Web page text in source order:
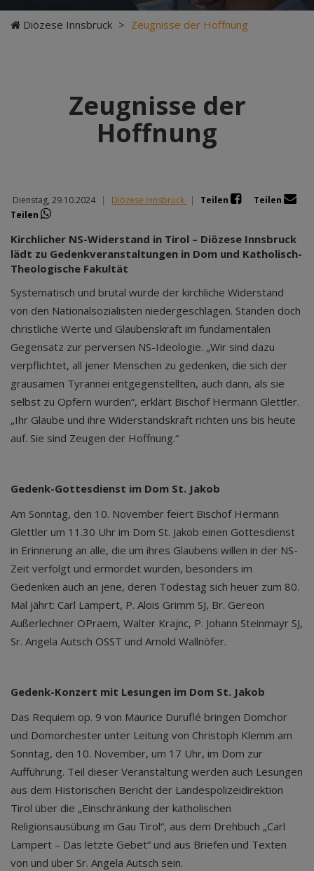
Diözese Innsbruck > Zeugnisse der Hoffnung
Zeugnisse der
Hoffnung
Dienstag, 29.10.2024 | Diözese Innsbruck | Teilen
Teilen
Teilen
Kirchlicher NS-Widerstand in Tirol – Diözese Innsbruck
lädt zu Gedenkveranstaltungen in Dom und Katholisch-
Theologische Fakultät
Systematisch und brutal wurde der kirchliche Widerstand
von den Nationalsozialisten niedergeschlagen. Standen doch
christliche Werte und Glaubenskraft im fundamentalen
Gegensatz zur perversen NS-Ideologie. „Wir sind dazu
verpflichtet, all jener Menschen zu gedenken, die sich der
grausamen Tyrannei entgegenstellten, auch dann, als sie
selbst zu Opfern wurden“, erklärt Bischof Hermann Glettler.
„Ihr Glaube und ihre Widerstandskraft richten uns bis heute
auf. Sie sind Zeugen der Hoffnung.“
Gedenk-Gottesdienst im Dom St. Jakob
Am Sonntag, den 10. November feiert Bischof Hermann
Glettler um 11.30 Uhr im Dom St. Jakob einen Gottesdienst
in Erinnerung an alle, die um ihres Glaubens willen in der NS-
Zeit verfolgt und ermordet wurden, besonders im
Gedenken auch an jene, deren Todestag sich heuer zum 80.
Mal jährt: Carl Lampert, P. Alois Grimm SJ, Br. Gereon
Außerlechner OPraem, Walter Krajnc, P. Johann Steinmayr SJ,
Sr. Angela Autsch OSST und Arnold Wallnöfer.
Gedenk-Konzert mit Lesungen im Dom St. Jakob
Das Requiem op. 9 von Maurice Duruflé bringen Domchor
und Domorchester unter Leitung von Christoph Klemm am
Sonntag, den 10. November, um 17 Uhr, im Dom zur
Aufführung. Teil dieser Veranstaltung werden auch Lesungen
aus dem Historischen Bericht der Landespolizeidirektion
Tirol über die „Einschränkung der katholischen
Religionsausübung im Gau Tirol“, aus dem Drehbuch „Carl
Lampert – Das letzte Gebet“ und aus Briefen und Texten
von und über Sr. Angela Autsch sein.